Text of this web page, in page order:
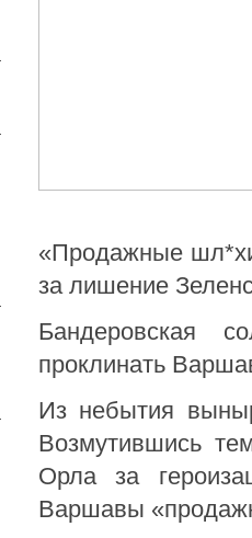
«Продажные
за лишение
Бандеровская
проклинать
Из небытия
Возмутившись
Орла за
Варшавы